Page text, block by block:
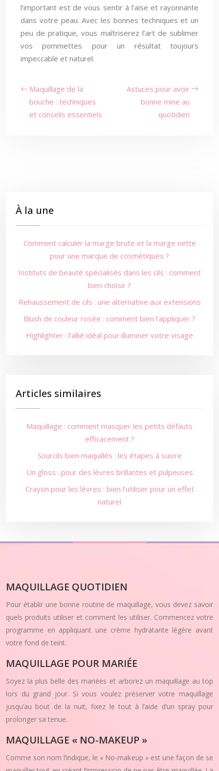
l’important est de vous sentir à l’aise et rayonnante
dans votre peau. Avec les bonnes techniques et un
peu de pratique, vous maîtriserez l’art de sublimer
vos pommettes pour un résultat toujours
impeccable et naturel.
Maquillage de la
bouche : techniques
et conseils essentiels
Astuces pour avoir
bonne mine au
quotidien
À la une
Comment calculer la marge brute et la marge nette
pour une marque de cosmétiques ?
Instituts de beauté spécialisés dans les cils : comment
bien choisir ?
Rehaussement de cils : une alternative aux extensions
Blush de couleur rosée : comment bien l’appliquer ?
Highlighter : l’allié idéal pour illuminer votre visage
Articles similaires
Maquillage : comment masquer les petits défauts
efficacement ?
Sourcils bien maquillés : les étapes à suivre
Un gloss : pour des lèvres brillantes et pulpeuses
Crayon pour les lèvres : bien l’utiliser pour un effet
naturel
MAQUILLAGE QUOTIDIEN
Pour établir une bonne routine de maquillage, vous devez savoir
quels produits utiliser et comment les utiliser. Commencez votre
programme en appliquant une crème hydratante légère avant
votre fond de teint.
MAQUILLAGE POUR MARIÉE
Soyez la plus belle des mariées et arborez un maquillage au top
lors du grand jour. Si vous voulez préserver votre maquillage
jusqu’au bout de la nuit, fixez le tout à l’aide d’un spray pour
prolonger sa tenue.
MAQUILLAGE « NO-MAKEUP »
Comme son nom l’indique, le « No-makeup » est une façon de se